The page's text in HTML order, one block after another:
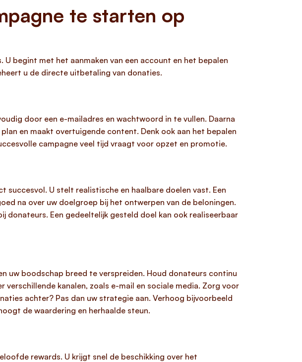
te starten op
begint met het aanmaken van een account en het bepalen
u de directe uitbetaling van donaties.
door een e-mailadres en wachtwoord in te vullen. Daarna
en maakt overtuigende content. Denk ook aan het bepalen
campagne veel tijd vraagt voor opzet en promotie.
succesvol. U stelt realistische en haalbare doelen vast. Een
na over uw doelgroep bij het ontwerpen van de beloningen.
donateurs. Een gedeeltelijk gesteld doel kan ook realiseerbaar
uw boodschap breed te verspreiden. Houd donateurs continu
kanalen, zoals e-mail en sociale media. Zorg voor
achter? Pas dan uw strategie aan. Verhoog bijvoorbeeld
de waardering en herhaalde steun.
rewards. U krijgt snel de beschikking over het